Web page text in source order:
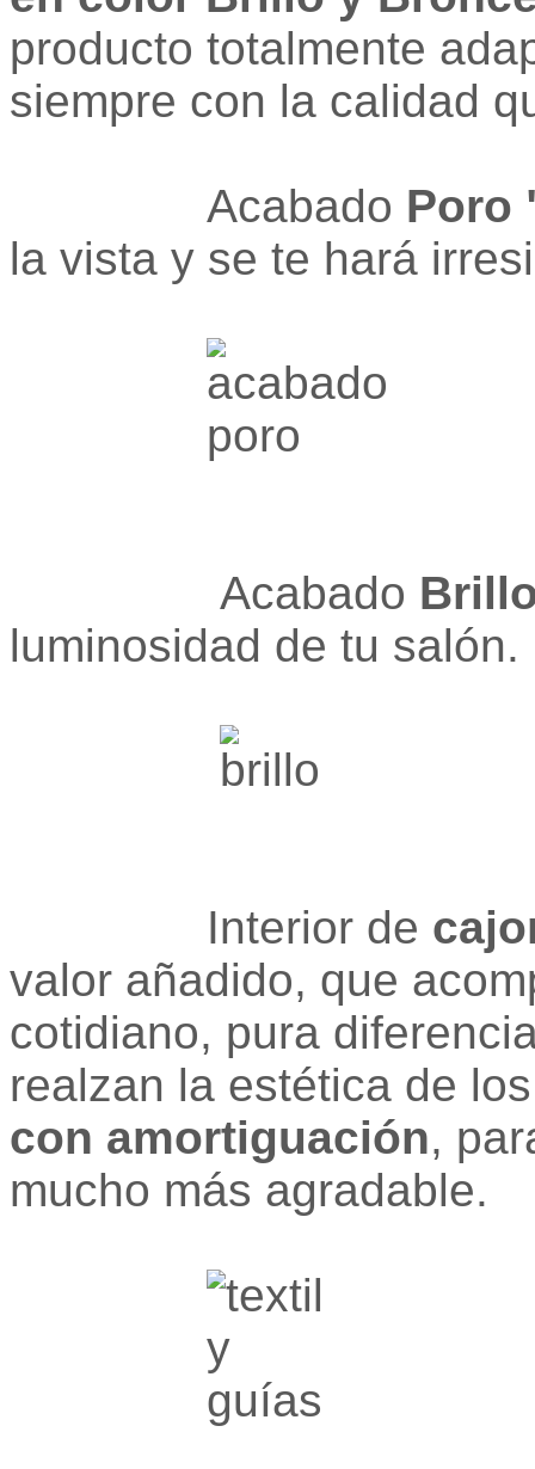
producto totalmente
siempre con la calidad
Acabado Poro
la vista y se te hará
Acabado
luminosidad de tu salón.
Interior de
valor añadido, que
cotidiano, pura
realzan la estética de
con amortiguación,
mucho más agradable.